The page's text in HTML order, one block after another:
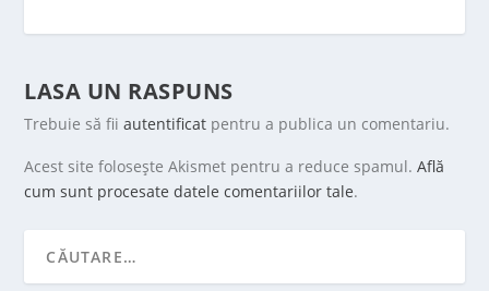
LASA UN RASPUNS
Trebuie să fiiautentificat pentru a publica un comentariu.
Acest site folosește Akismet pentru a reduce spamul.Află
cum sunt procesate datele comentariilor tale.